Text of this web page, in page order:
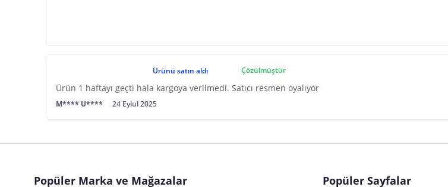
Ürünü satın aldı Çözülmüştür
Ürün 1 haftayı geçti hala kargoya verilmedi. Satıcı resmen oyalıyor
M**** U**** 24 Eylül 2025
Popüler Marka ve Mağazalar Popüler Sayfalar